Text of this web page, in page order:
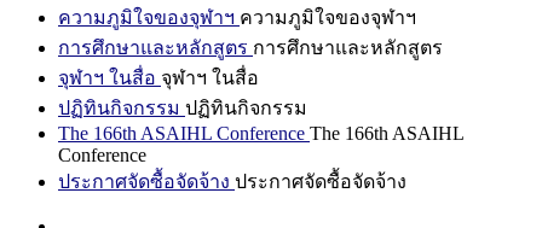
ความภูมิใจของจุฬาฯ ความภูมิใจของจุฬาฯ
การศึกษาและหลักสูตร การศึกษาและหลักสูตร
จุฬาฯ ในสื่อ จุฬาฯ ในสื่อ
ปฏิทินกิจกรรม ปฏิทินกิจกรรม
The 166th ASAIHL Conference The 166th ASAIHL
Conference
ประกาศจัดซื้อจัดจ้าง ประกาศจัดซื้อจัดจ้าง